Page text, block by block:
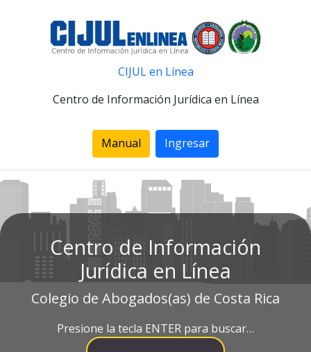
CIJUL en Línea
Centro de Información Jurídica en Línea
Manual Ingresar
Centro de Información
Jurídica en Línea
Colegio de Abogados(as) de Costa Rica
Presione la tecla ENTER para buscar…